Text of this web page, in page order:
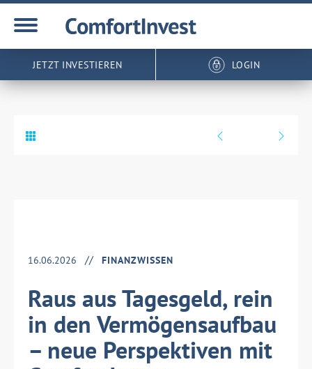
JETZT INVESTIEREN LOGIN
16.06.2026 FINANZWISSEN
Raus aus Tagesgeld, rein
in den Vermögensaufbau
– neue Perspektiven mit